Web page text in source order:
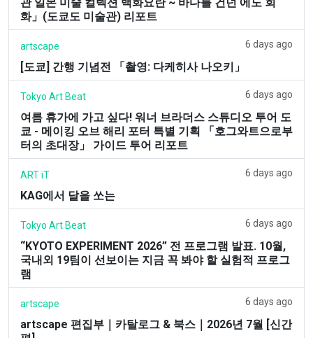
화」(도쿄도 미술관) 리포트
artscape 6 days ago
[도쿄] 간행 기념전 「촬영: 다케히사 나오키」
Tokyo Art Beat 6 days ago
여름 휴가에 가고 싶다! 워너 브라더스 스튜디오 투어 도
쿄 - 메이킹 오브 해리 포터 특별 기획 「호그와트으로부
터의 초대장」 가이드 투어 리포트
ART iT 6 days ago
KAG에서 달을 쏘는
Tokyo Art Beat 6 days ago
“KYOTO EXPERIMENT 2026” 전 프로그램 발표. 10월,
국내외 19팀이 선보이는 지금 꼭 봐야 할 실험적 프로그
램
artscape 6 days ago
artscape 편집부｜카탈로그 & 북스｜2026년 7월 [신간